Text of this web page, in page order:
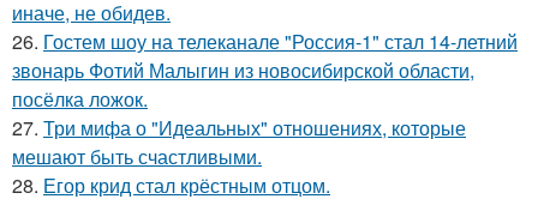
иначе, не обидев.
26. Гостем шоу на телеканале "Россия-1" стал 14-летний
звонарь Фотий Малыгин из новосибирской области,
посёлка ложок.
27. Три мифа о "Идеальных" отношениях, которые
мешают быть счастливыми.
28. Егор крид стал крёстным отцом.